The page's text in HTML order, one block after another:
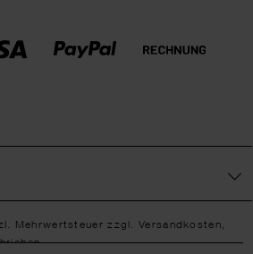
Mehrwertsteuer zzgl.Versandkosten,